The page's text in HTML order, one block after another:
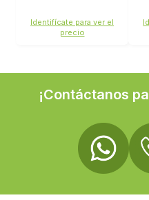
Identifícate para ver el
precio
¡Contáctanos